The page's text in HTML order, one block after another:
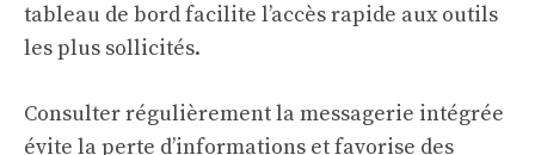
tableau de bord facilite l’accès rapide aux outils
les plus sollicités.
Consulter régulièrement la messagerie intégrée
évite la perte d’informations et favorise des